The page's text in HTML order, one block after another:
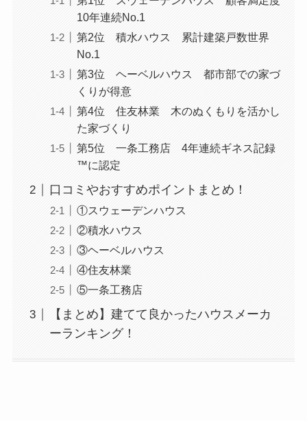
10年連続No.1
第2位 積水ハウス 累計建築戸数世界
No.1
第3位 ヘーベルハウス 都市部での家づ
くりが得意
第4位 住友林業 木のぬくもりを活かし
た家づくり
第5位 一条工務店 4年連続ギネス記録
™に認定
口コミやおすすめポイントまとめ！
①スウェーデンハウス
②積水ハウス
③ヘーベルハウス
④住友林業
⑤一条工務店
【まとめ】建てて良かったハウスメーカ
ーランキング！